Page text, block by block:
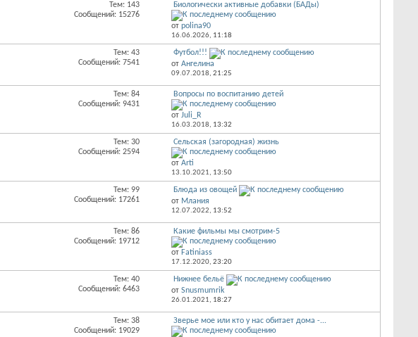
Тем: 143
Сообщений: 15276
Биологически активные добавки (БАДы)
от polina90
16.06.2026, 11:18
Тем: 43
Сообщений: 7541
Футбол!!!
от Ангелина
09.07.2018, 21:25
Тем: 84
Сообщений: 9431
Вопросы по воспитанию детей
от Juli_R
16.03.2018, 13:32
Тем: 30
Сообщений: 2594
Сельская (загородная) жизнь
от Arti
13.10.2021, 13:50
Тем: 99
Сообщений: 17261
Блюда из овощей
от Млания
12.07.2022, 13:52
Тем: 86
Сообщений: 19712
Какие фильмы мы смотрим-5
от Fatiniass
17.12.2020, 23:20
Тем: 40
Сообщений: 6463
Нижнее бельё
от Snusmumrik
26.01.2021, 18:27
Тем: 38
Сообщений: 19029
Зверье мое или кто у нас обитает дома -...